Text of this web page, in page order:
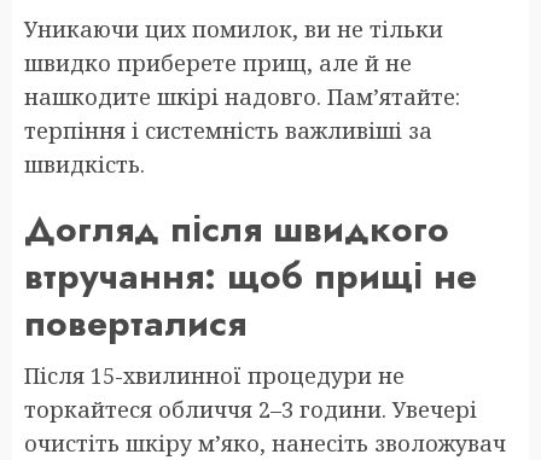
Уникаючи цих помилок, ви не тільки
швидко приберете прищ, але й не
нашкодите шкірі надовго. Пам’ятайте:
терпіння і системність важливіші за
швидкість.
Догляд після швидкого
втручання: щоб прищі не
поверталися
Після 15-хвилинної процедури не
торкайтеся обличчя 2–3 години. Увечері
очистіть шкіру м’яко, нанесіть зволожувач